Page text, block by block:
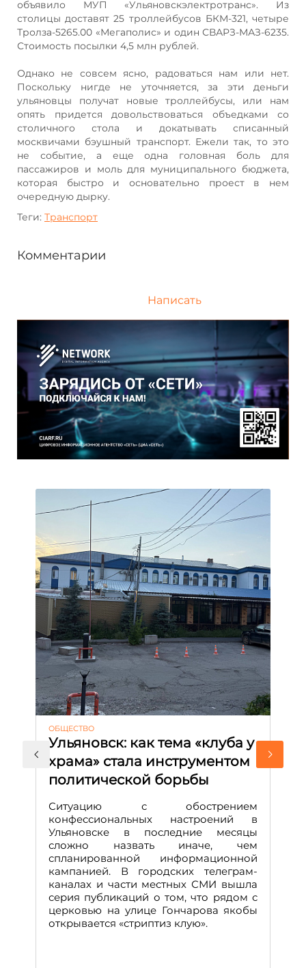
объявило МУП «Ульяновскэлектротранс». Из
столицы доставят 25 троллейбусов БКМ-321, четыре
Тролза-5265.00 «Мегаполис» и один СВАРЗ-МАЗ-6235.
Стоимость посылки 4,5 млн рублей.
Однако не совсем ясно, радоваться нам или нет.
Поскольку нигде не уточняется, за эти деньги
ульяновцы получат новые троллейбусы, или нам
опять придется довольствоваться объедками со
столичного стола и докатывать списанный
москвичами бэушный транспорт. Ежели так, то это
не событие, а еще одна головная боль для
пассажиров и моль для муниципального бюджета,
которая быстро и основательно проест в нем
очередную дырку.
Теги: Транспорт
Комментарии
Написать
ОБЩЕСТВО
Ульяновск: как тема «клуба у
храма» стала инструментом
политической борьбы
Ситуацию с обострением
конфессиональных настроений в
Ульяновске в последние месяцы
сложно назвать иначе, чем
спланированной информационной
кампанией. В городских телеграм-
каналах и части местных СМИ вышла
серия публикаций о том, что рядом с
церковью на улице Гончарова якобы
открывается «стриптиз клую».